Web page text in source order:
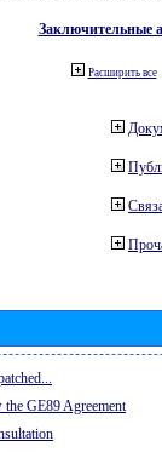
Заключительные
Расширить все
GE89 Agreement